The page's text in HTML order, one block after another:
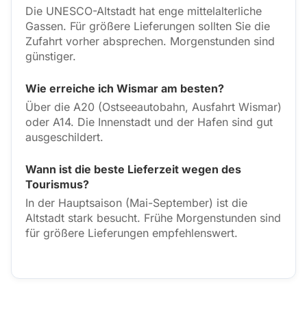
Die UNESCO-Altstadt hat enge mittelalterliche
Gassen. Für größere Lieferungen sollten Sie die
Zufahrt vorher absprechen. Morgenstunden sind
günstiger.
Wie erreiche ich Wismar am besten?
Über die A20 (Ostseeautobahn, Ausfahrt Wismar)
oder A14. Die Innenstadt und der Hafen sind gut
ausgeschildert.
Wann ist die beste Lieferzeit wegen des
Tourismus?
In der Hauptsaison (Mai-September) ist die
Altstadt stark besucht. Frühe Morgenstunden sind
für größere Lieferungen empfehlenswert.